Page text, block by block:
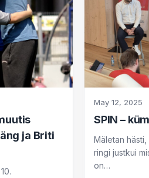
ja Briti
May 12, 2025
SPIN –
Mäletan
ringi justkui
on…